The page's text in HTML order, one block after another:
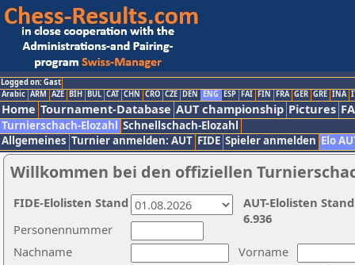
Logged on: Gast
Arabic ARM AZE BIH BUL CAT CHN CRO CZE DEN ENG ESP FAI FIN FRA GER GRE INA
Home Tournament-Database AUT championship Pictures
Turnierschach-Elozahl Schnellschach-Elozahl
Allgemeines Turnier anmelden: AUT FIDE Spieler anmelden Elo
Willkommen bei den offiziellen
Nachname
Vorname
Personennummer
AUT-Elolisten
6.936
FIDE-Elolisten Stand